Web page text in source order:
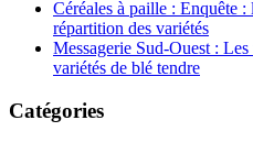
Céréales à paille : Enquête :
répartition des variétés
Messagerie Sud-Ouest :
variétés de blé tendre
Catégories